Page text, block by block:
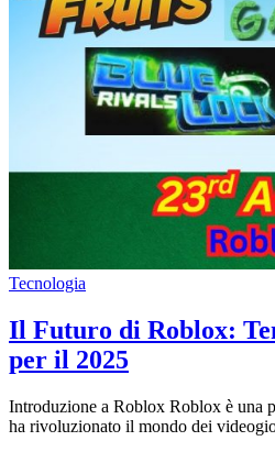
Tecnologia
Il Futuro di Roblox:
per il 2025
Introduzione a Roblox Roblox è una
ha rivoluzionato il mondo dei